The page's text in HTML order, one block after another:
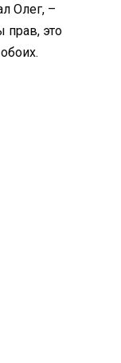
Олег, –
прав, это